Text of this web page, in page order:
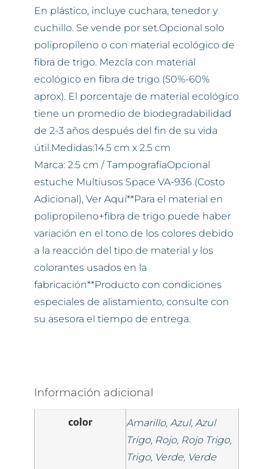
En plástico, incluye cuchara, tenedor y
cuchillo. Se vende por set.Opcional solo
polipropileno o con material ecológico de
fibra de trigo. Mezcla con material
ecológico en fibra de trigo (50%-60%
aprox). El porcentaje de material ecológico
tiene un promedio de biodegradabilidad
de 2-3 años después del fin de su vida
útil.Medidas:14.5 cm x 2.5 cm
Marca: 2.5 cm / TampografíaOpcional
estuche Multiusos Space VA-936 (Costo
Adicional), Ver Aquí**Para el material en
polipropileno+fibra de trigo puede haber
variación en el tono de los colores debido
a la reacción del tipo de material y los
colorantes usados en la
fabricación**Producto con condiciones
especiales de alistamiento, consulte con
su asesora el tiempo de entrega.
Información adicional
color
Amarillo, Azul, Azul
Trigo, Rojo, Rojo Trigo,
Trigo, Verde, Verde